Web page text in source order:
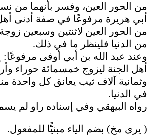
من الحور العين، وفسر بأنهما من
أبي هريرة مرفوعًا في صفة أدنى
من الحور العين لاثنتين وسبعين
من الدنيا فلينظر ما في ذلك.
وعند عبد الله بن أبي أوفى
أهل الجنة ليزوج خمسمائة حوراء
وثمانية آلاف ثيب يعانق كل واحدة
في الدنيا.
رواه البيهقي وفي إسناده راو لم
( يرى مخ) بضم الياء مبنيًّا للمفعول.